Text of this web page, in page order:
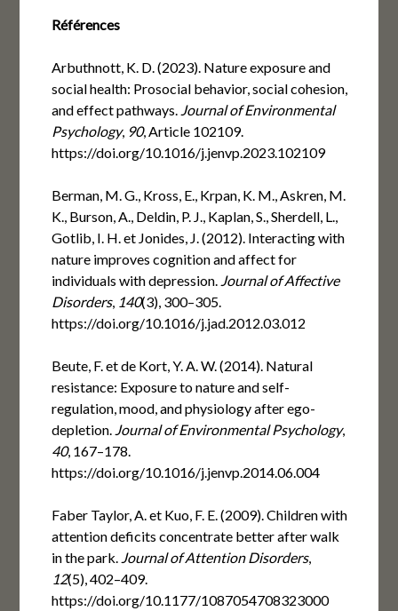
Références
Arbuthnott, K. D. (2023). Nature exposure and
social health: Prosocial behavior, social cohesion,
and effect pathways. Journal of Environmental
Psychology, 90, Article 102109.
https://doi.org/10.1016/j.jenvp.2023.102109
Berman, M. G., Kross, E., Krpan, K. M., Askren, M.
K., Burson, A., Deldin, P. J., Kaplan, S., Sherdell, L.,
Gotlib, I. H. et Jonides, J. (2012). Interacting with
nature improves cognition and affect for
individuals with depression. Journal of Affective
Disorders, 140(3), 300–305.
https://doi.org/10.1016/j.jad.2012.03.012
Beute, F. et de Kort, Y. A. W. (2014). Natural
resistance: Exposure to nature and self-
regulation, mood, and physiology after ego-
depletion. Journal of Environmental Psychology,
40, 167–178.
https://doi.org/10.1016/j.jenvp.2014.06.004
Faber Taylor, A. et Kuo, F. E. (2009). Children with
attention deficits concentrate better after walk
in the park. Journal of Attention Disorders,
12(5), 402–409.
https://doi.org/10.1177/1087054708323000